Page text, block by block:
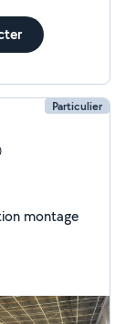
Particulier